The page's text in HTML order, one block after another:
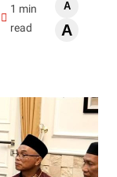
1 min
read
A
A